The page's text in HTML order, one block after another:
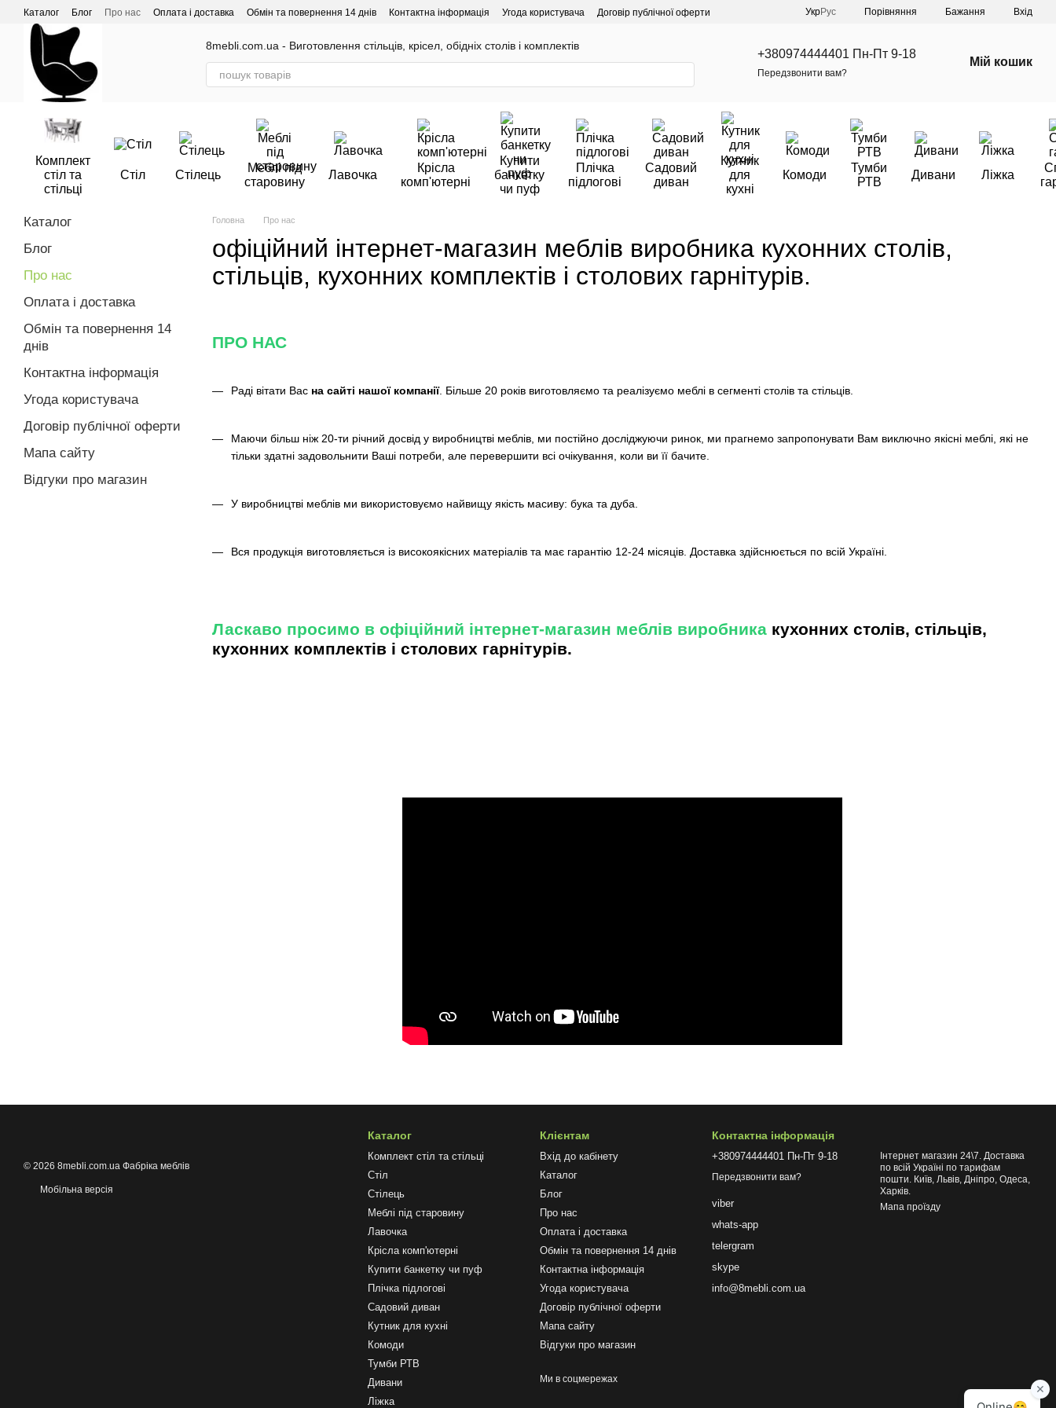
Перейти до основного контенту
Каталог Блог Про нас Оплата і доставка Обмін та повернення 14 днів Контактна інформація Угода користувача
Договір публічної оферти
Відгуки про магазин
УкрРус Порівняння Бажання Вхід
8mebli.com.ua - Виготовлення стільців, крісел, обідніх столів і комплектів
+380974444401 Пн-Пт 9-18
Передзвонити вам?
Мій кошик
Комплект
стіл та
стільці
Стіл Стілець
Меблі під
старовину
Лавочка
Крісла
комп'ютерні
Купити
банкетку
чи пуф
Плічка
підлогові
Садовий
диван
Кутник
для
кухні
Комоди
Тумби
РТВ
Дивани Ліжка
Головна Про нас
офіційний інтернет-магазин меблів виробника кухонних столів,
стільців, кухонних комплектів і столових гарнітурів.
ПРО НАС
Раді вітати Вас на сайті нашої компанії. Більше 20 років виготовляємо та реалізуємо меблі в сегменті столів та стільців.
Маючи більш ніж 20-ти річний досвід у виробництві меблів, ми постійно досліджуючи ринок, ми прагнемо запропонувати Вам виключно якісні меблі, які не
тільки здатні задовольнити Ваші потреби, але перевершити всі очікування, коли ви її бачите.
У виробництві меблів ми використовуємо найвищу якість масиву: бука та дуба.
Вся продукція виготовляється із високоякісних матеріалів та має гарантію 12-24 місяців. Доставка здійснюється по всій Україні.
Ласкаво просимо в офіційний інтернет-магазин меблів виробника кухонних столів, стільців,
кухонних комплектів і столових гарнітурів.
Каталог
Блог
Про нас
Оплата і доставка
Обмін та повернення 14
днів
Контактна інформація
Угода користувача
Договір публічної оферти
Мапа сайту
Відгуки про магазин
© 2026 8mebli.com.ua Фабріка меблів
Мобільна версія
Каталог
Комплект стіл та стільці
Стіл
Стілець
Меблі під старовину
Лавочка
Крісла комп'ютерні
Купити банкетку чи пуф
Плічка підлогові
Садовий диван
Кутник для кухні
Комоди
Тумби РТВ
Дивани
Ліжка
Клієнтам
Вхід до кабінету
Каталог
Блог
Про нас
Оплата і доставка
Обмін та повернення 14 днів
Контактна інформація
Угода користувача
Договір публічної оферти
Мапа сайту
Відгуки про магазин
Ми в соцмережах
Контактна інформація
+380974444401 Пн-Пт 9-18
Передзвонити вам?
viber
whats-app
telergram
skype
info@8mebli.com.ua
Інтернет магазин 24\7. Доставка
по всій Україні по тарифам
пошти. Київ, Львів, Дніпро, Одеса,
Харків.
Мапа проїзду